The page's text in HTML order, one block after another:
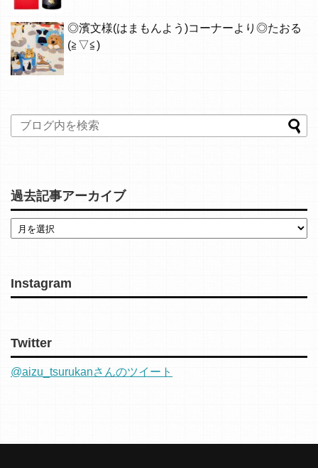
◎濱文様(はまもんよう)コーナーより◎たおる
(≧▽≦)
過去記事アーカイブ
Instagram
Twitter
@aizu_tsurukanさんのツイート